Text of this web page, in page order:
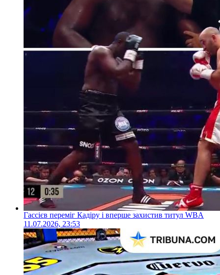
Гассієв переміг Кадіру і вперше захистив титул WBA
11.07.2026, 23:53